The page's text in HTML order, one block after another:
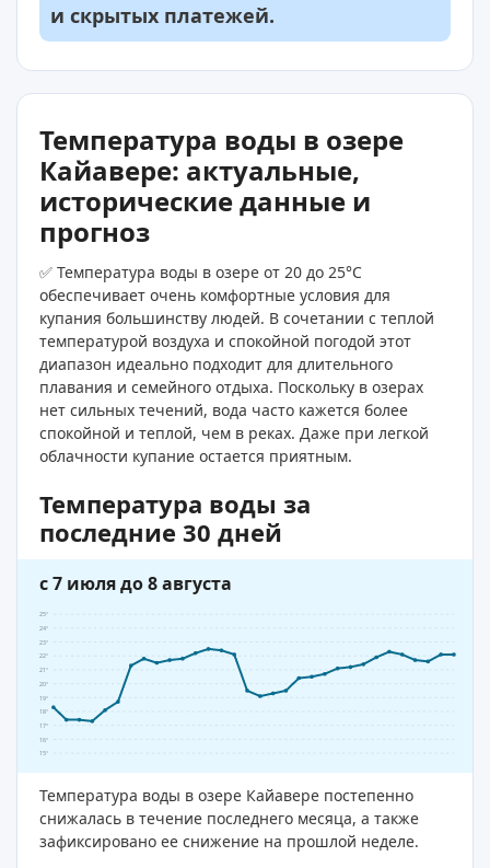
и скрытых платежей.
Температура воды в озере
Кайавере: актуальные,
исторические данные и
прогноз
✅ Температура воды в озере от 20 до 25°C
обеспечивает очень комфортные условия для
купания большинству людей. В сочетании с теплой
температурой воздуха и спокойной погодой этот
диапазон идеально подходит для длительного
плавания и семейного отдыха. Поскольку в озерах
нет сильных течений, вода часто кажется более
спокойной и теплой, чем в реках. Даже при легкой
облачности купание остается приятным.
Температура воды за
последние 30 дней
с 7 июля до 8 августа
15°
16°
17°
18°
19°
20°
21°
22°
23°
24°
25°
Температура воды в озере Кайавере постепенно
снижалась в течение последнего месяца, а также
зафиксировано ее снижение на прошлой неделе.